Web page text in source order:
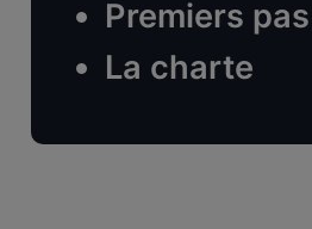
Premiers pas
La charte